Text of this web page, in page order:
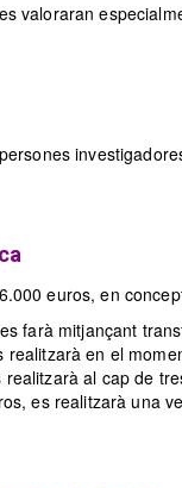
valoraran
euros, en
farà mitjançant
realitzarà en el
al cap de
es realitzarà una